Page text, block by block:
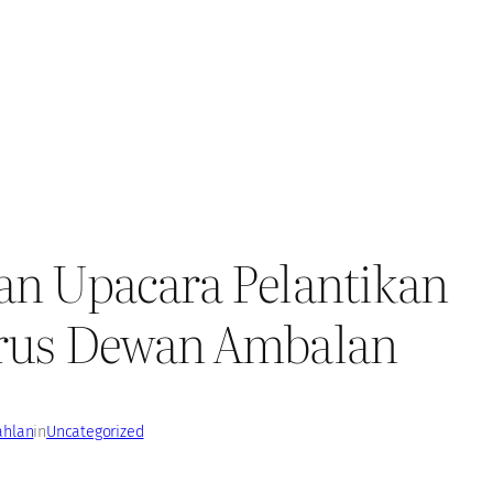
Upacara Pelantikan
Dewan Ambalan
inUncategorized